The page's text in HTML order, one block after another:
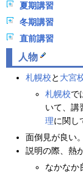
夏期講習
冬期講習
直前講習
人物
札幌校と 大宮
札幌校で
いて、講
理に関し
面倒見が良い。
説明の際、熱
なかなか